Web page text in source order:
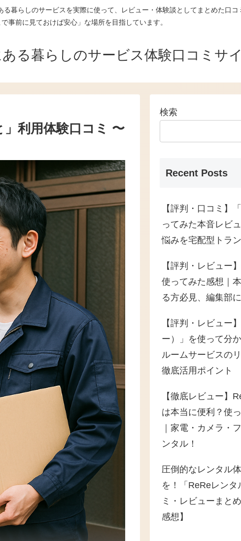
暮らしのサービスを実際に使って、レビュー・体験談としてまとめた口
事前に見ておけば安心」な場所を目指しています。
る暮らしのサービス体験口コミサ
利用体験口コミ 〜
検索
Recent Posts
【評判・口コミ】
ってみた本音レビ
悩みを宅配型トラ
【評判・レビュー
使ってみた感想｜
る方必見、編集部
【評判・レビュー
ー）」を使って分
ルームサービスの
徹底活用ポイント
【徹底レビュー】
は本当に便利？使
｜家電・カメラ・
ンタル！
圧倒的なレンタル
を！「ReReレンタ
ミ・レビューまと
感想】